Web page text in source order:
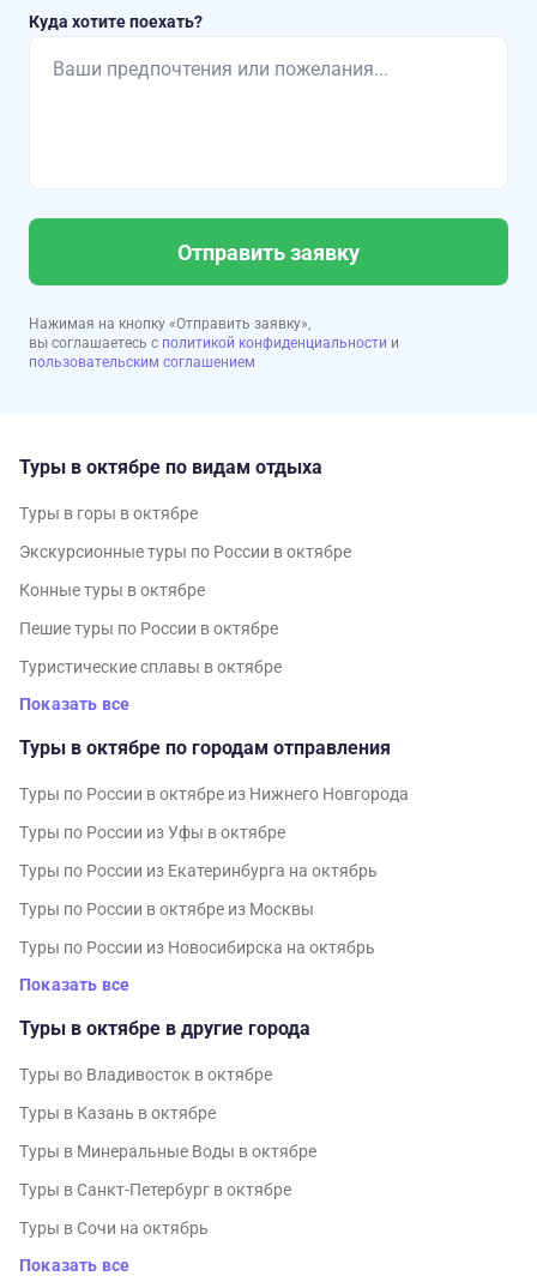
Куда хотите поехать?
Отправить заявку
Нажимая на кнопку «Отправить заявку»,
вы соглашаетесь с политикой конфиденциальности и
пользовательским соглашением
Туры в октябре по видам отдыха
Туры в горы в октябре
Экскурсионные туры по России в октябре
Конные туры в октябре
Пешие туры по России в октябре
Туристические сплавы в октябре
Показать все
Туры в октябре по городам отправления
Туры по России в октябре из Нижнего Новгорода
Туры по России из Уфы в октябре
Туры по России из Екатеринбурга на октябрь
Туры по России в октябре из Москвы
Туры по России из Новосибирска на октябрь
Показать все
Туры в октябре в другие города
Туры во Владивосток в октябре
Туры в Казань в октябре
Туры в Минеральные Воды в октябре
Туры в Санкт-Петербург в октябре
Туры в Сочи на октябрь
Показать все